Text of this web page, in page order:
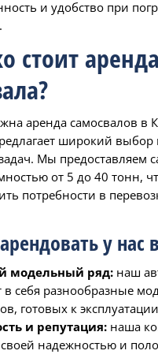
и удобство при
стоит аренда
аренда самосвалов в
широкий выбор
Мы предоставляем
от 5 до 40 тонн,
потребности в
у нас
модельный ряд: наш
в себя разнообразные
готовых к
и репутация: наша
своей надежностью и